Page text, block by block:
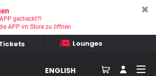
Lounges
ENGLISH
gecheckt?!
APP im Store zu öffnen